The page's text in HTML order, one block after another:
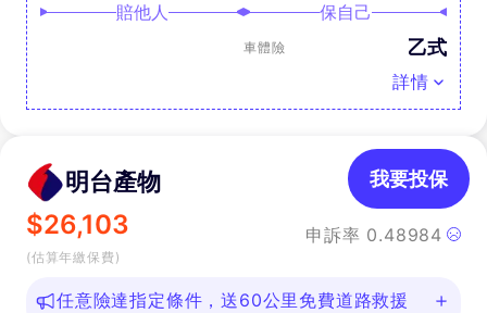
賠他人 保自己
車體險 乙式
詳情
明台產物
$26,103
(估算年繳保費)
申訴率 0.48984
我要投保
任意險達指定條件，送60公里免費道路救援